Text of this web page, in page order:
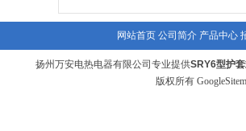
网站首页 公司简介 产品中心
扬州万安电热电器有限公司专业提供SRY6型护
版权所有